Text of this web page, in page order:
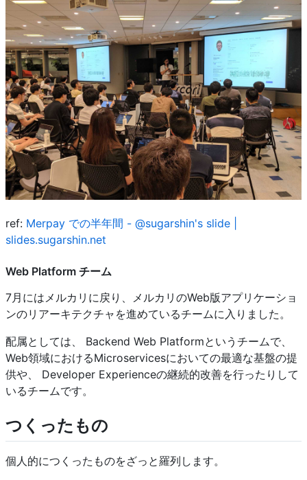
ref: Merpay での半年間 - @sugarshin's slide |
slides.sugarshin.net
Web Platform チーム
7月にはメルカリに戻り、メルカリのWeb版アプリケーショ
ンのリアーキテクチャを進めているチームに入りました。
配属としては、 Backend Web Platformというチームで、
Web領域におけるMicroservicesにおいての最適な基盤の提
供や、 Developer Experienceの継続的改善を行ったりして
いるチームです。
つくったもの
個人的につくったものをざっと羅列します。